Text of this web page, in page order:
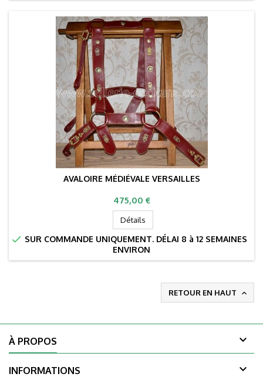
AVALOIRE MÉDIÉVALE VERSAILLES
Prix
475,00 €
Détails
 SUR COMMANDE UNIQUEMENT. DÉLAI 8 à 12 SEMAINES
ENVIRON
RETOUR EN HAUT 
À PROPOS 
INFORMATIONS 